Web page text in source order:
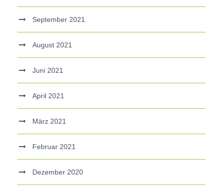
September 2021
August 2021
Juni 2021
April 2021
März 2021
Februar 2021
Dezember 2020